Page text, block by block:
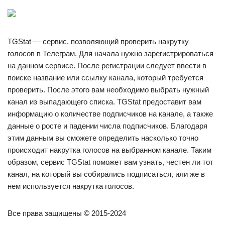
TGStat — сервис, позволяющий проверить накрутку
голосов в Телеграм. Для начала нужно зарегистрироваться
на данном сервисе. После регистрации следует ввести в
поиске название или ссылку канала, который требуется
проверить. После этого вам необходимо выбрать нужный
канал из выпадающего списка. TGStat предоставит вам
информацию о количестве подписчиков на канале, а также
данные о росте и падении числа подписчиков. Благодаря
этим данным вы сможете определить насколько точно
происходит накрутка голосов на выбранном канале. Таким
образом, сервис TGStat поможет вам узнать, честен ли тот
канал, на который вы собирались подписаться, или же в
нем используется накрутка голосов.
Все права защищены © 2015-2024